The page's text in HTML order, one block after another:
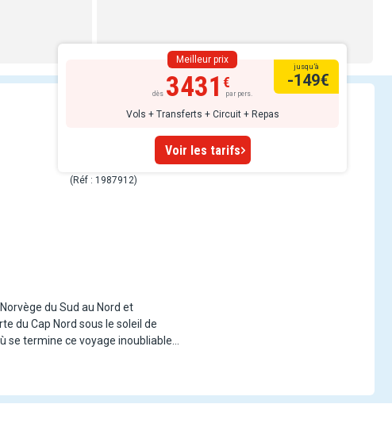
Meilleur prix
dès 3431 par pers.
Vols + Transferts + Circuit + Repas
jusqu’à
-149€
Voir les tarifs
(Réf : 1987912)
du Sud au Nord et
du Cap Nord sous le soleil de
se termine ce voyage inoubliable.
à Bodø, un trajet en train
de Finlande et de Suède,